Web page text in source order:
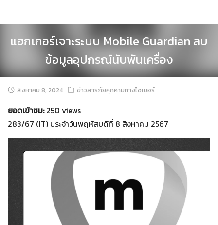
แฮกเกอร์เจาะระบบ Mobile Guardian ลบ
ข้อมูลอุปกรณ์นับพันเครื่อง
สิงหาคม 8, 2024 ข่าวสารภัยคุกคามทางไซเบอร์
ยอดเข้าชม:250 views
283/67 (IT) ประจำวันพฤหัสบดีที่ 8 สิงหาคม 2567